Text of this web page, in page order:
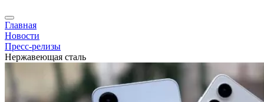
Главная
Новости
Пресс-релизы
Нержавеющая сталь